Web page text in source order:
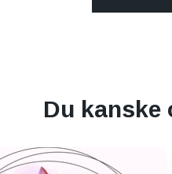
Du kanske